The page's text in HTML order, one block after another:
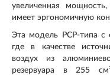
увеличенная
имеет эргономичную
Эта модель PCP-типа с
где в качестве
воздух из
резервуара в 255